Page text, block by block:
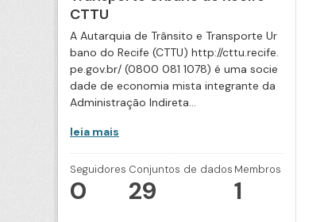
CTTU
A Autarquia de Trânsito e Transporte Ur
bano do Recife (CTTU) http://cttu.recife.
pe.gov.br/ (0800 081 1078) é uma socie
dade de economia mista integrante da
Administração Indireta...
leia mais
Seguidores
0
Conjuntos de dados
29
Membros
1